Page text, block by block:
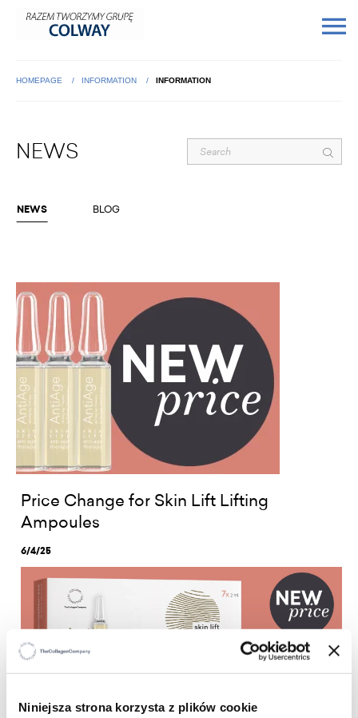
Niniejsza strona korzysta z plików cookie
HOMEPAGE INFORMATION INFORMATION
NEWS
NEWS BLOG
Price Change for Skin Lift Lifting
Ampoules
6/4/25